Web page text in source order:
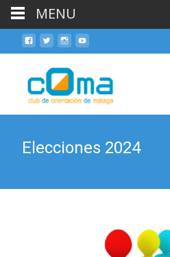
Elecciones 2024
MENU